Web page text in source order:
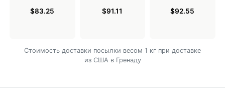
$83.25 $91.11 $92.55
Cтоимость доставки посылки весом 1 кг при доставке
из США в Гренаду